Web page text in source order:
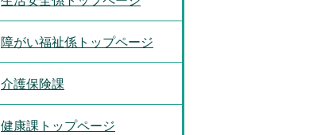
障がい福祉係トップページ
介護保険課
健康課トップページ